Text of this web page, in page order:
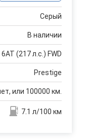
Серый
В наличии
(217 л.с.) FWD
Prestige
или 100000 км.
7.1 л/100 км